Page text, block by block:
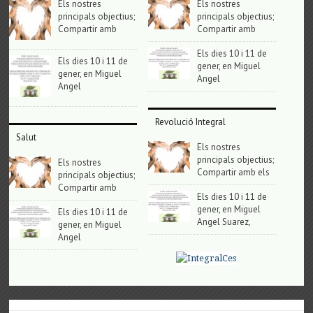
Els nostres
principals objectius;
Compartir amb
Els dies 10 i 11 de
gener, en Miguel
Angel
Salut
Els nostres
principals objectius;
Compartir amb
Els dies 10 i 11 de
gener, en Miguel
Angel
Els nostres
principals objectius;
Compartir amb
Els dies 10 i 11 de
gener, en Miguel
Angel
Revolució Integral
Els nostres
principals objectius;
Compartir amb els
Els dies 10 i 11 de
gener, en Miguel
Angel Suarez,